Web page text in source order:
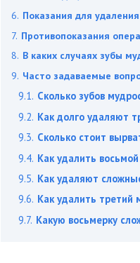
Показания для
Противопоказания
В каких случаях зубы
Часто задаваемые
Сколько зубов
Как долго удаляют
Сколько стоит
Как удалить
Как удаляют
Как удалить третий
Какую восьмерку